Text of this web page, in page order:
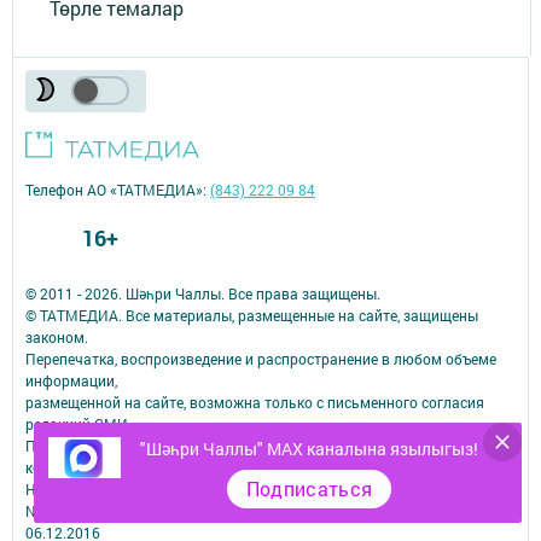
Төрле темалар
"Шәһри Чаллы" MAX каналына язылыгыз!
Подписаться
© 2011 - 2026. Шәһри Чаллы. Все права защищены.
© ТАТМЕДИА. Все материалы, размещенные на сайте, защищены
законом.
Перепечатка, воспроизведение и распространение в любом объеме
информации,
размещенной на сайте, возможна только с письменного согласия
редакций СМИ.
При поддержке Республиканского агентства по печати и массовым
коммуникациям.
Наименование СМИ: Шəhри Чаллы
№ свидетельства о регистрации СМИ, дата: ЭЛ № ФС 77-67912 от
06.12.2016
Телефон АО «ТАТМЕДИА»:(843) 222 09 84
16+